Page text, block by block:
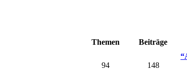
Themen Beiträge
94 148